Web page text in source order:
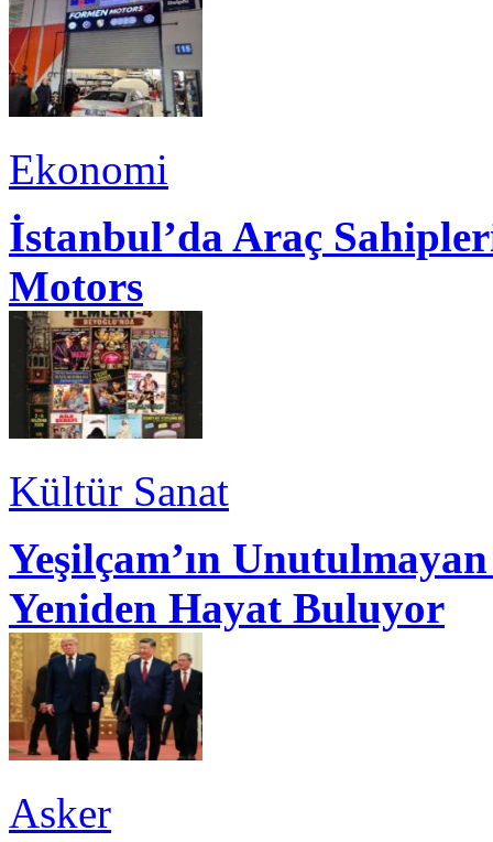
Ekonomi
İstanbul’da Araç
Motors
Kültür Sanat
Yeşilçam’ın
Yeniden Hayat Buluyor
Asker